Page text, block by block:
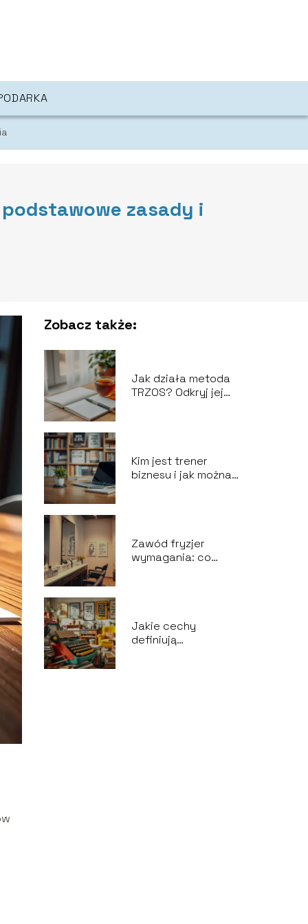
zasady i
Zobacz także:
Jak działa metoda
TRZOS? Odkryj jej
Kim jest trener
biznesu i jak można
Zawód fryzjer
wymagania: co
Jakie cechy
definiują